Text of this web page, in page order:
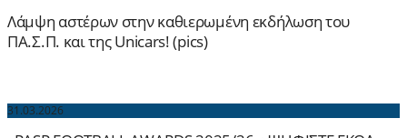
Λάμψη αστέρων στην καθιερωμένη εκδήλωση του
ΠΑ.Σ.Π. και της Unicars! (pics)
31.03.2026